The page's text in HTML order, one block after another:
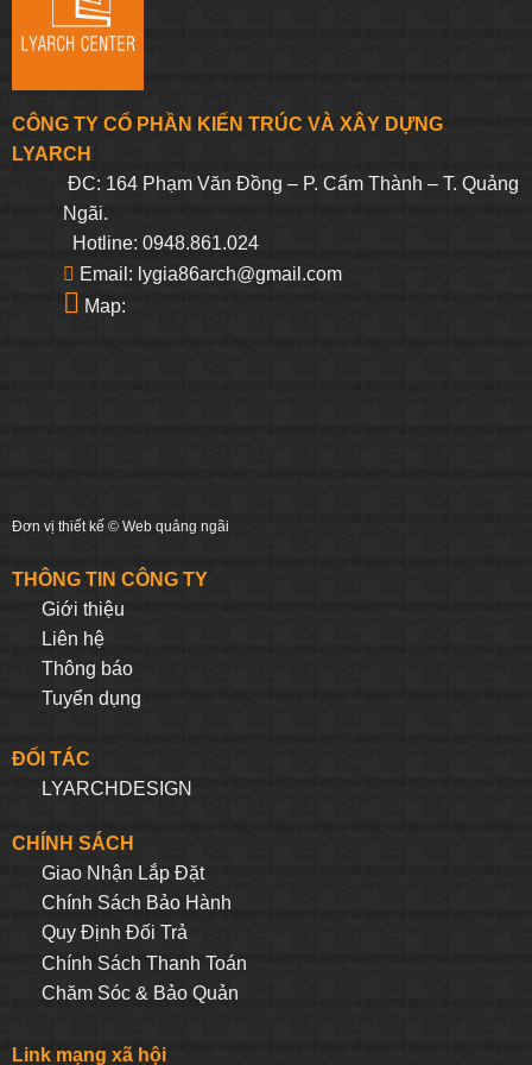
CÔNG TY CỔ PHẦN KIẾN TRÚC VÀ XÂY DỰNG
LYARCH
ĐC: 164 Phạm Văn Đồng – P. Cẩm Thành – T. Quảng
Ngãi.
Hotline: 0948.861.024
Email: lygia86arch@gmail.com
Map:
Đơn vị thiết kế © Web quảng ngãi
THÔNG TIN CÔNG TY
Giới thiệu
Liên hệ
Thông báo
Tuyển dụng
ĐỐI TÁC
LYARCHDESIGN
CHÍNH SÁCH
Giao Nhận Lắp Đặt
Chính Sách Bảo Hành
Quy Định Đối Trả
Chính Sách Thanh Toán
Chăm Sóc & Bảo Quản
Link mạng xã hội